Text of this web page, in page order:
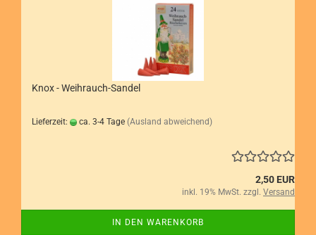
Knox - Weihrauch-Sandel
Lieferzeit: ca. 3-4 Tage (Ausland abweichend)
2,50 EUR
inkl. 19% MwSt. zzgl. Versand
IN DEN WARENKORB